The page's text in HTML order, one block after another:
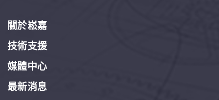
關於崧嘉
技術支援
媒體中心
最新消息